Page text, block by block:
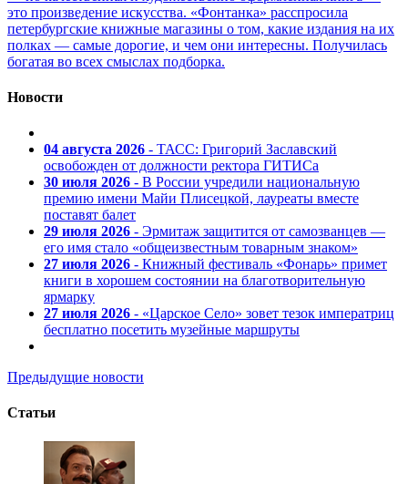
это произведение искусства. «Фонтанка» расспросила
петербургские книжные магазины о том, какие издания на их
полках — самые дорогие, и чем они интересны. Получилась
богатая во всех смыслах подборка.
Новости
04 августа 2026 - ТАСС: Григорий Заславский
освобожден от должности ректора ГИТИСа
30 июля 2026 - В России учредили национальную
премию имени Майи Плисецкой, лауреаты вместе
поставят балет
29 июля 2026 - Эрмитаж защитится от самозванцев —
его имя стало «общеизвестным товарным знаком»
27 июля 2026 - Книжный фестиваль «Фонарь» примет
книги в хорошем состоянии на благотворительную
ярмарку
27 июля 2026 - «Царское Село» зовет тезок императриц
бесплатно посетить музейные маршруты
Предыдущие новости
Статьи